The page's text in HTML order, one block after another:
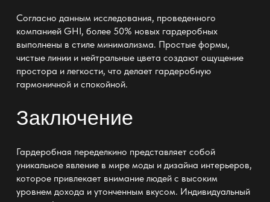
Согласно данным исследования, проведенного
компанией GHI, более 50% новых гардеробных
выполнены в стилеминимализма. Простые формы,
чистые линии и нейтральные цвета создают ощущение
простора и легкости, что делает гардеробную
гармоничной и спокойной.
Заключение
Гардеробная переделкино представляет собой
уникальное явление в мире моды и дизайна интерьеров,
которое привлекает внимание людей с высоким
уровнем дохода и утонченным вкусом. Индивидуальный